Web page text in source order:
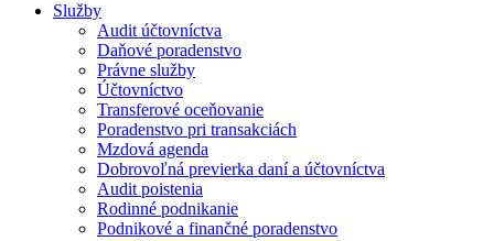
Služby
Audit účtovníctva
Daňové poradenstvo
Právne služby
Účtovníctvo
Transferové oceňovanie
Poradenstvo pri transakciách
Mzdová agenda
Dobrovoľná previerka daní a účtovníctva
Audit poistenia
Rodinné podnikanie
Podnikové a finančné poradenstvo